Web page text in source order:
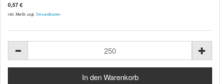
0,57 €
inkl. MwSt. zzgl. Versandkosten